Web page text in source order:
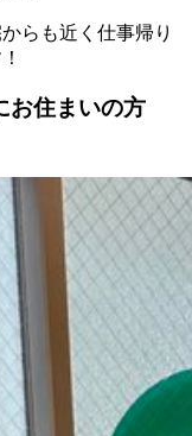
らも近く仕事帰り
住まいの方